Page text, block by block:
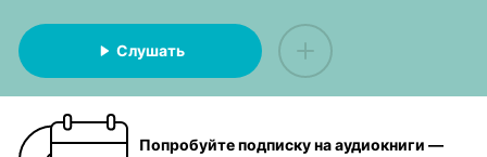
Слушать
Попробуйте подписку на аудиокниги —